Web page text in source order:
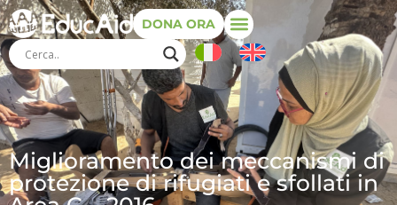
DONA ORA
Miglioramento dei meccanismi di
protezione di rifugiati e sfollati in